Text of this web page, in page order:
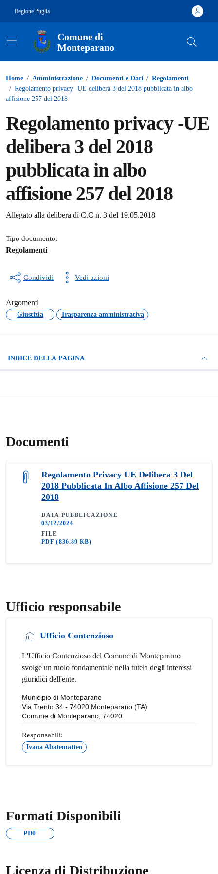
Regione Puglia
Comune di
Monteparano
Home / Amministrazione / Documenti e Dati / Regolamenti
/ Regolamento privacy -UE delibera 3 del 2018 pubblicata in albo
affisione 257 del 2018
Regolamento privacy -UE
delibera 3 del 2018
pubblicata in albo
affisione 257 del 2018
Dettagli del documento
Allegato alla delibera di C.C n. 3 del 19.05.2018
Tipo documento:
Regolamenti
Condividi Vedi azioni
Argomenti
Giustizia Trasparenza amministrativa
INDICE DELLA PAGINA
Documenti
Regolamento Privacy UE Delibera 3 Del
2018 Pubblicata In Albo Affisione 257 Del
2018
DATA PUBBLICAZIONE
03/12/2024
FILE
PDF(836.89 KB)
Ufficio responsabile
Ufficio Contenzioso
L'Ufficio Contenzioso del Comune di Monteparano
svolge un ruolo fondamentale nella tutela degli interessi
giuridici dell'ente.
Municipio di Monteparano
Via Trento 34 - 74020 Monteparano (TA)
Comune di Monteparano, 74020
Responsabili:
Ivana Abatematteo
Formati Disponibili
PDF
Licenza di Distribuzione